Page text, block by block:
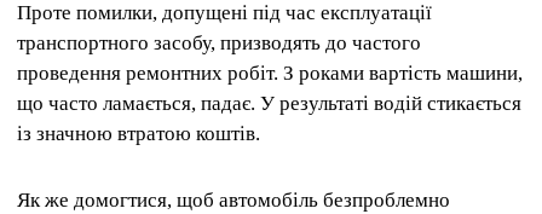
Проте помилки, допущені під час експлуатації
транспортного засобу, призводять до частого
проведення ремонтних робіт. З роками вартість машини,
що часто ламається, падає. У результаті водій стикається
із значною втратою коштів.
Як же домогтися, щоб автомобіль безпроблемно